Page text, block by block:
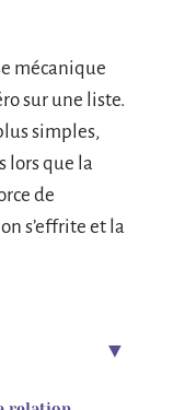
mécanique
sur une liste.
simples,
lors que la
de
s’effrite et la